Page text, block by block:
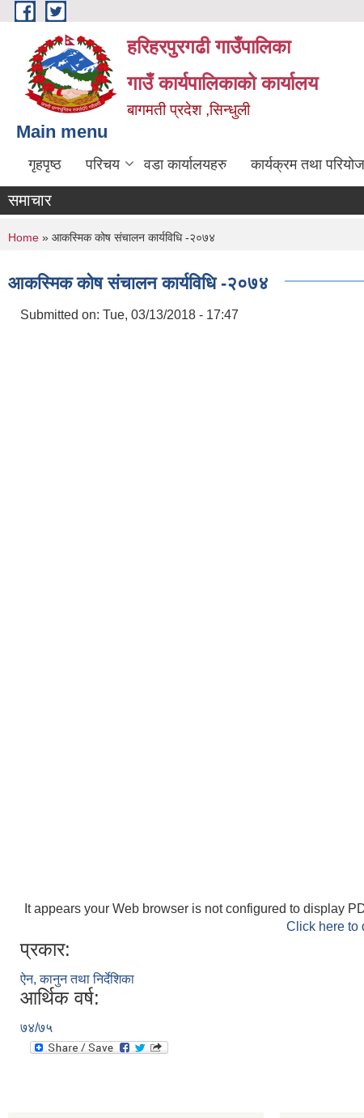
Skip to main content
हरिहरपुरगढी गाउँपालिका
गाउँ कार्यपालिकाको कार्यालय
बागमती प्रदेश ,सिन्धुली
Main menu
गृहपृष्ठ परिचय वडा कार्यालयहरु कार्यक्रम तथा
समाचार
You are here
Home » आकस्मिक कोष संचालन कार्यविधि -२०७४
आकस्मिक कोष संचालन कार्यविधि -२०७४
Submitted on: Tue, 03/13/2018 - 17:47
It appears your Web browser is not configured to display
Click here to
प्रकार:
ऐन, कानुन तथा निर्देशिका
आर्थिक वर्ष:
७४/७५